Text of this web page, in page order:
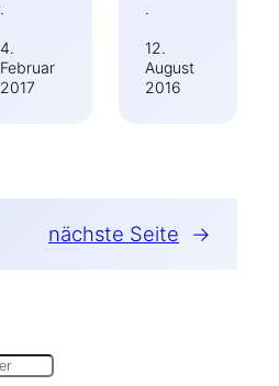
·
4.
Februar
2017
·
12.
August
2016
nächste Seite →